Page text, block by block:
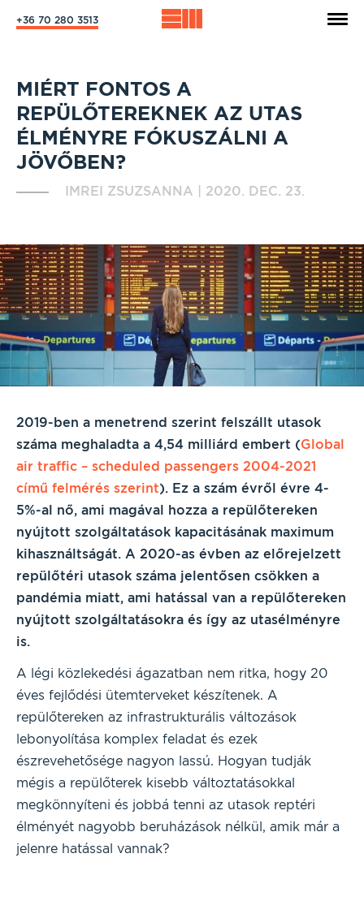
+36 70 280 3513
MIÉRT FONTOS A
REPÜLŐTEREKNEK AZ UTAS
ÉLMÉNYRE FÓKUSZÁLNI A
JÖVŐBEN?
IMREI ZSUZSANNA 2020. DEC. 23.
2019-ben a menetrend szerint felszállt utasok
száma meghaladta a 4,54 milliárd embert (Global
air traffic – scheduled passengers 2004-2021
című felmérés szerint). Ez a szám évről évre 4-
5%-al nő, ami magával hozza a repülőtereken
nyújtott szolgáltatások kapacitásának maximum
kihasználtságát. A 2020-as évben az előrejelzett
repülőtéri utasok száma jelentősen csökken a
pandémia miatt, ami hatással van a repülőtereken
nyújtott szolgáltatásokra és így az utasélményre
is.
A légi közlekedési ágazatban nem ritka, hogy 20
éves fejlődési ütemterveket készítenek. A
repülőtereken az infrastrukturális változások
lebonyolítása komplex feladat és ezek
észrevehetősége nagyon lassú. Hogyan tudják
mégis a repülőterek kisebb változtatásokkal
megkönnyíteni és jobbá tenni az utasok reptéri
élményét nagyobb beruházások nélkül, amik már a
jelenre hatással vannak?